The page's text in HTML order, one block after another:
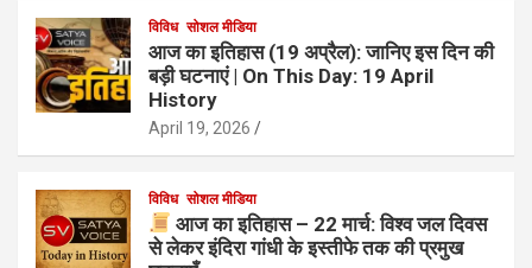
विविध सोशल मीडिया
आज का इतिहास (19 अप्रैल): जानिए इस दिन की
बड़ी घटनाएं | On This Day: 19 April
History
April 19, 2026
विविध सोशल मीडिया
आज का इतिहास – 22 मार्च: विश्व जल दिवस
से लेकर इंदिरा गांधी के इस्तीफे तक की प्रमुख